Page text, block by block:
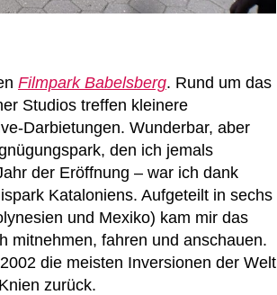
Filmpark Babelsberg. Rund um das
Studios treffen kleinere
Darbietungen. Wunderbar, aber
den ich jemals
der Eröffnung – war ich dank
Kataloniens. Aufgeteilt in sechs
und Mexiko) kam mir das
mitnehmen, fahren und anschauen.
die meisten Inversionen der Welt
zurück.